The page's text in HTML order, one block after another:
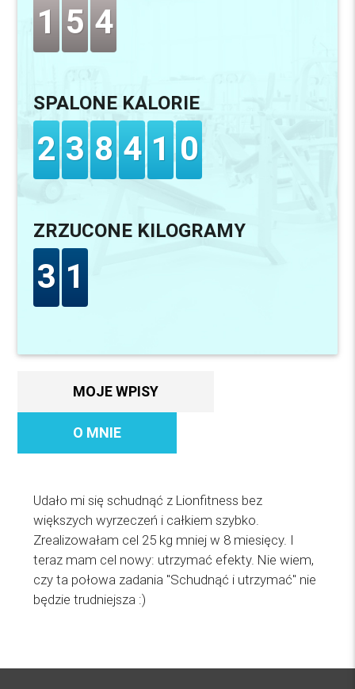
1 5 4
SPALONE KALORIE
2 3 8 4 1 0
ZRZUCONE KILOGRAMY
3 1
MOJE WPISY
O MNIE
Udało mi się schudnąć z Lionfitness bez
większych wyrzeczeń i całkiem szybko.
Zrealizowałam cel 25 kg mniej w 8 miesięcy. I
teraz mam cel nowy: utrzymać efekty. Nie wiem,
czy ta połowa zadania "Schudnąć i utrzymać" nie
będzie trudniejsza :)